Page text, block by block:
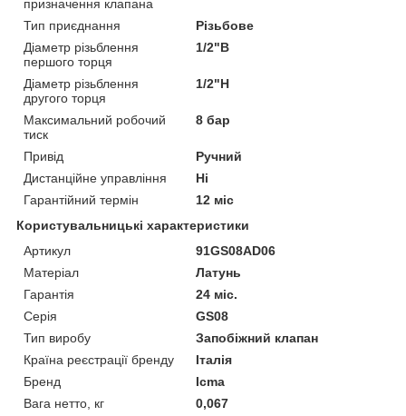
призначення клапана
Тип приєднання
Різьбове
Діаметр різьблення
першого торця
1/2"В
Діаметр різьблення
другого торця
1/2"Н
Максимальний робочий
тиск
8 бар
Привід
Ручний
Дистанційне управління
Ні
Гарантійний термін
12 міс
Користувальницькі характеристики
Артикул
91GS08AD06
Матеріал
Латунь
Гарантія
24 міс.
Серія
GS08
Тип виробу
Запобіжний клапан
Країна реєстрації бренду
Італія
Бренд
Icma
Вага нетто, кг
0,067